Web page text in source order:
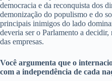
democracia e da reconquista dos
demonização do populismo e do
principais inimigos do lado
deveria ser o Parlamento a
das empresas.
Você argumenta que o
com a independência de cada